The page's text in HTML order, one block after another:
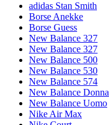
adidas Stan Smith
Borse Anekke
Borse Guess
New Balance 327
New Balance 327
New Balance 500
New Balance 530
New Balance 574
New Balance Donna
New Balance Uomo
Nike Air Max